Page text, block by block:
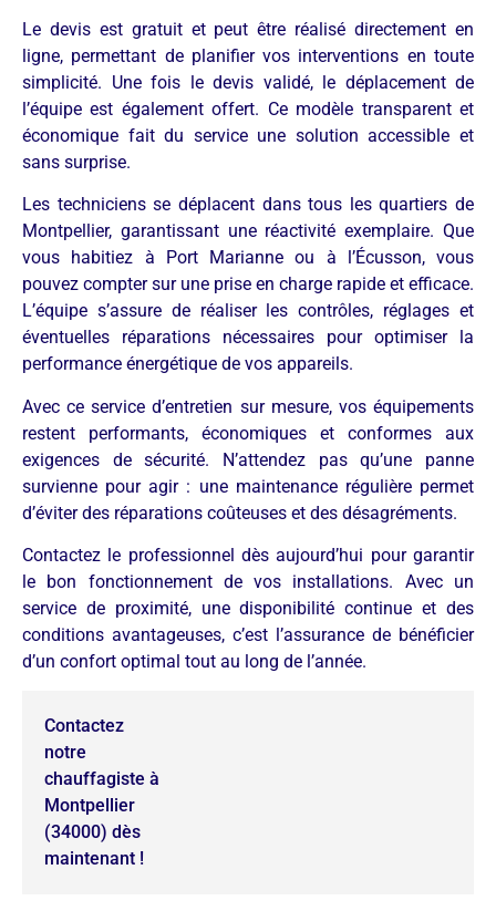
Le devis est gratuit et peut être réalisé directement en
ligne, permettant de planifier vos interventions en toute
simplicité. Une fois le devis validé, le déplacement de
l’équipe est également offert. Ce modèle transparent et
économique fait du service une solution accessible et
sans surprise.
Les techniciens se déplacent dans tous les quartiers de
Montpellier, garantissant une réactivité exemplaire. Que
vous habitiez à Port Marianne ou à l’Écusson, vous
pouvez compter sur une prise en charge rapide et efficace.
L’équipe s’assure de réaliser les contrôles, réglages et
éventuelles réparations nécessaires pour optimiser la
performance énergétique de vos appareils.
Avec ce service d’entretien sur mesure, vos équipements
restent performants, économiques et conformes aux
exigences de sécurité. N’attendez pas qu’une panne
survienne pour agir : une maintenance régulière permet
d’éviter des réparations coûteuses et des désagréments.
Contactez le professionnel dès aujourd’hui pour garantir
le bon fonctionnement de vos installations. Avec un
service de proximité, une disponibilité continue et des
conditions avantageuses, c’est l’assurance de bénéficier
d’un confort optimal tout au long de l’année.
Contactez
notre
chauffagiste à
Montpellier
(34000) dès
maintenant !